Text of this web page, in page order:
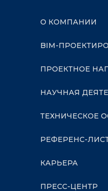
О КОМПАНИИ
BIM-
ПРОЕКТНОЕ
НАУЧНАЯ
ТЕХНИЧЕСКОЕ
РЕФЕРЕНС-
КАРЬЕРА
ПРЕСС-ЦЕНТР